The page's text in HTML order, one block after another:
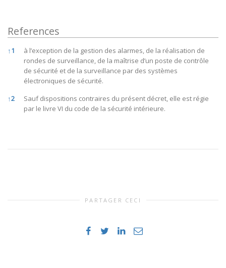
References
References
↑1
à l’exception de la gestion des alarmes, de la réalisation de
rondes de surveillance, de la maîtrise d’un poste de contrôle
de sécurité et de la surveillance par des systèmes
électroniques de sécurité.
↑2
Sauf dispositions contraires du présent décret, elle est régie
par le livre VI du code de la sécurité intérieure.
PARTAGER CECI